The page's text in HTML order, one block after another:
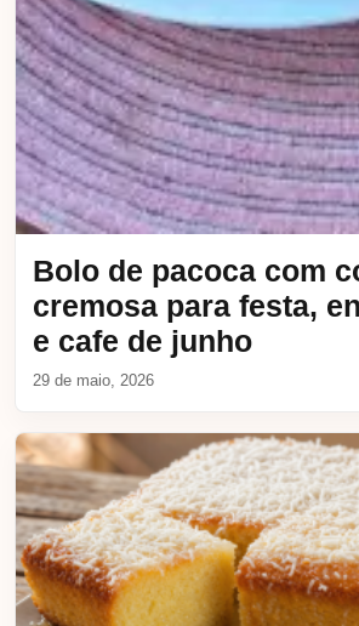
Bolo de pacoca com
cremosa para festa,
e cafe de junho
29 de maio, 2026